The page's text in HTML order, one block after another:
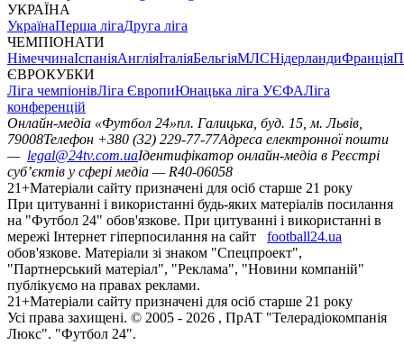
УКРАЇНА
УкраїнаПерша лігаДруга ліга
ЧЕМПІОНАТИ
НімеччинаІспаніяАнгліяІталіяБельгіяМЛСНідерландиФранція
ЄВРОКУБКИ
Ліга чемпіонівЛіга ЄвропиЮнацька ліга УЄФАЛіга
конференцій
Онлайн-медіа «Футбол 24»пл. Галицька, буд. 15, м. Львів,
79008Телефон +380 (32) 229-77-77Адреса електронної пошти
— legal@24tv.com.uaІдентифікатор онлайн-медіа в Реєстрі
суб’єктів у сфері медіа — R40-06058
21+Матеріали сайту призначені для осіб старше 21 року
При цитуванні і використанні будь-яких матеріалів посилання
на "Футбол 24" обов'язкове. При цитуванні і використанні в
мережі Інтернет гіперпосилання на сайт
football24.ua
обов'язкове. Матеріали зі знаком "Спецпроект",
"Партнерський матеріал", "Реклама", "Новини компаній"
публікуємо на правах реклами.
21+Матеріали сайту призначені для осіб старше 21 року
Усi права захищенi. © 2005 - 2026 , ПрАТ "Телерадіокомпанія
Люкс". "Футбол 24".